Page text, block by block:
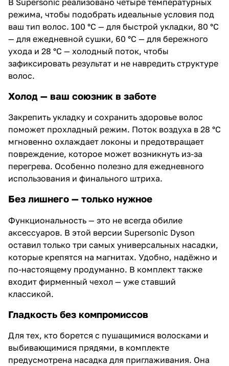
режима, чтобы подобрать идеальные условия под
ваш тип волос. 100 °C — для быстрой укладки, 80 °C
— для ежедневной сушки, 60 °C — для бережного
ухода и 28 °C — холодный поток, чтобы
зафиксировать результат и не навредить структуре
волос.
Холод — ваш союзник в заботе
Закрепить укладку и сохранить здоровье волос
поможет прохладный режим. Поток воздуха в 28 °C
мгновенно охлаждает локоны и предотвращает
повреждение, которое может возникнуть из-за
перегрева. Особенно полезно для ежедневного
использования и финального штриха.
Без лишнего — только нужное
Функциональность — это не всегда обилие
аксессуаров. В этой версии Supersonic Dyson
оставил только три самых универсальных насадки,
которые крепятся на магнитах. Удобно, надёжно и
по-настоящему продуманно. В комплект также
входит фирменный чехол — уже ставший
классикой.
Гладкость без компромиссов
Для тех, кто борется с пушащимися волосками и
выбивающимися прядями, в комплекте
предусмотрена насадка для приглаживания. Она